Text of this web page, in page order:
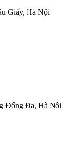
Giấy, Hà Nội
Đống Đa, Hà Nội